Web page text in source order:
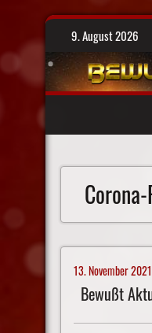
Skip
9. August 2026
13. November 2021
Bewußt